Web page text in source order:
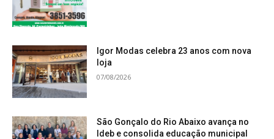
Igor Modas celebra 23 anos com nova
loja
07/08/2026
São Gonçalo do Rio Abaixo avança no
Ideb e consolida educação municipal